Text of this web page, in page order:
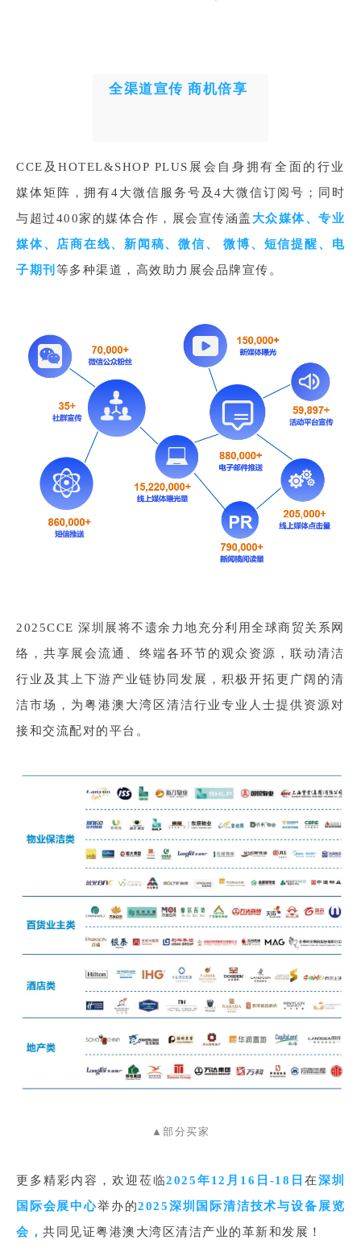
全渠道宣传 商机倍享
CCE及HOTEL&SHOP PLUS展会自身拥有全面的行业
媒体矩阵，拥有4大微信服务号及4大微信订阅号；同时
与超过400家的媒体合作，展会宣传涵盖 大众媒体、专业
媒体、店商在线、新闻稿、微信、 微博、短信提醒、电
子期刊 等多种渠道，高效助力展会品牌宣传。
2025CCE 深圳展将不遗余力地充分利用全球商贸关系网
络，共享展会流通、终端各环节的观众资源，联动清洁
行业及其上下游产业链协同发展，积极开拓更广阔的清
洁市场，为粤港澳大湾区清洁行业专业人士提供资源对
接和交流配对的平台。
▲部分买家
更多精彩内容，欢迎莅临2025年12月16日-18日 在深圳
国际会展中心举办的2025深圳国际清洁技术与设备展览
会， 共同见证粤港澳大湾区清洁产业的革新和发展！